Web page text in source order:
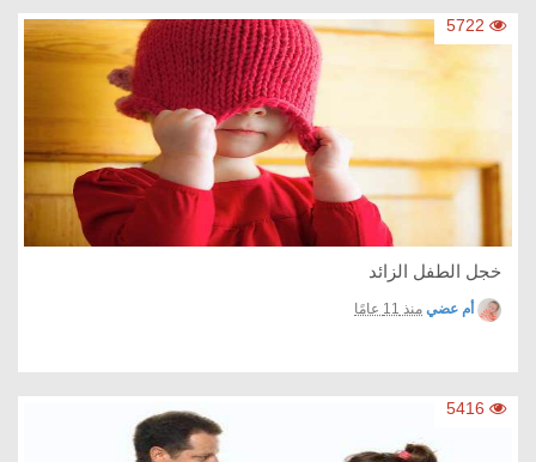
5722
خجل الطفل الزائد
أم عضي منذ 11 عامًا
5416